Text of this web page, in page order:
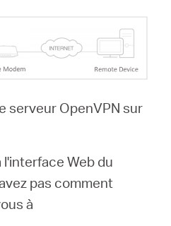
serveur OpenVPN sur
Web du
pas comment
à